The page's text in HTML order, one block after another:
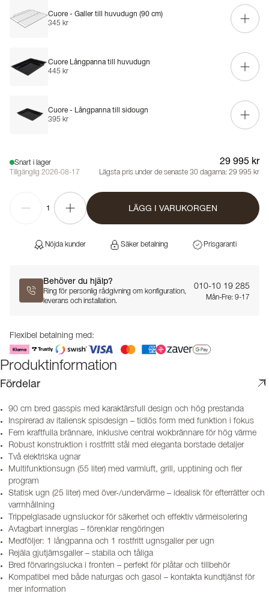
Cuore - Galler till huvudugn (90 cm)
345 kr
Cuore Långpanna till huvudugn
445 kr
Cuore - Långpanna till sidougn
395 kr
Snart i lager
Tillgänglig 2026-08-17
29 995 kr
Lägsta pris under de senaste 30 dagarna: 29 995 kr
1 LÄGG I VARUKORGEN
Nöjda kunder Säker betalning Prisgaranti
Behöver du hjälp?
Ring för personlig rådgivning om konfiguration,
leverans och installation.
010-10 19 285
Mån-Fre: 9-17
Flexibel betalning med:
Produktinformation
Fördelar
90 cm bred gasspis med karaktärsfull design och hög prestanda
Inspirerad av italiensk spisdesign – tidlös form med funktion i fokus
Fem kraftfulla brännare, inklusive central wokbrännare för hög värme
Robust konstruktion i rostfritt stål med eleganta borstade detaljer
Två elektriska ugnar
Multifunktionsugn (55 liter) med varmluft, grill, upptining och fler
program
Statisk ugn (25 liter) med över-/undervärme – idealisk för efterrätter och
varmhållning
Trippelglasade ugnsluckor för säkerhet och effektiv värmeisolering
Avtagbart innerglas – förenklar rengöringen
Medföljer: 1 långpanna och 1 rostfritt ugnsgaller per ugn
Rejäla gjutjärnsgaller – stabila och tåliga
Bred förvaringslucka i fronten – perfekt för plåtar och tillbehör
Kompatibel med både naturgas och gasol – kontakta kundtjänst för
mer information